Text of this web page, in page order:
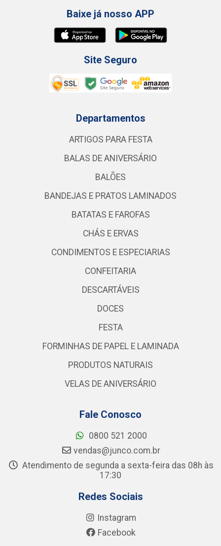
Baixe já nosso APP
Site Seguro
Departamentos
ARTIGOS PARA FESTA
BALAS DE ANIVERSÁRIO
BALÕES
BANDEJAS E PRATOS LAMINADOS
BATATAS E FAROFAS
CHÁS E ERVAS
CONDIMENTOS E ESPECIARIAS
CONFEITARIA
DESCARTÁVEIS
DOCES
FESTA
FORMINHAS DE PAPEL E LAMINADA
PRODUTOS NATURAIS
VELAS DE ANIVERSÁRIO
Fale Conosco
0800 521 2000
vendas@junco.com.br
Atendimento de segunda a sexta-feira das 08h às
17:30
Redes Sociais
Instagram
Facebook